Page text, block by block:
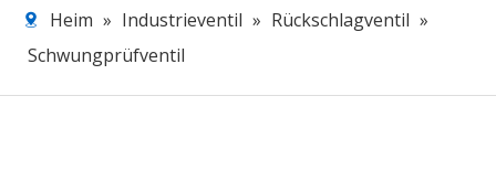
Heim » Industrieventil » Rückschlagventil »
Schwungprüfventil